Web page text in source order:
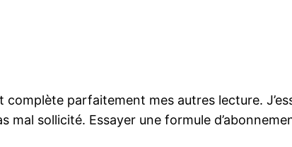
complète parfaitement mes autres lecture.
sollicité. Essayer une formule